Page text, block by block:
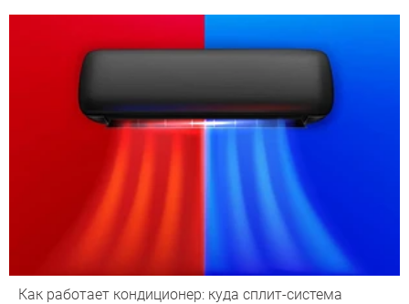
Как работает кондиционер: куда сплит-система